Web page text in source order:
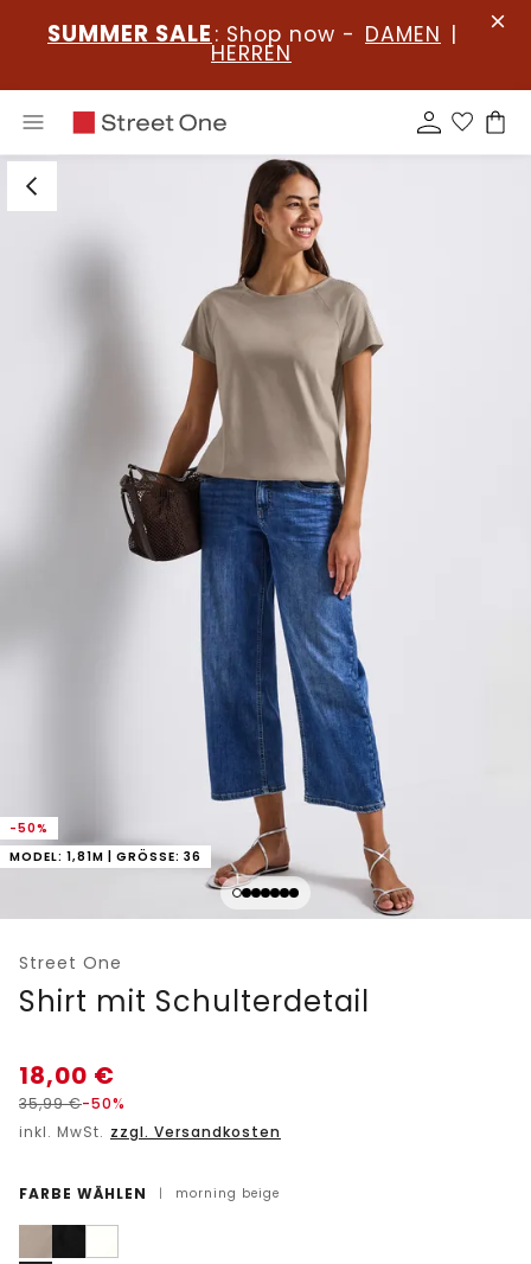
SUMMER SALE : Shop now - DAMEN |
HERREN
-50%
MODEL: 1,81M | GRÖSSE: 36
Street One
Shirt mit Schulterdetail
18,00 €
35,99€-50%
inkl. MwSt. zzgl. Versandkosten
FARBE WÄHLEN | morning beige